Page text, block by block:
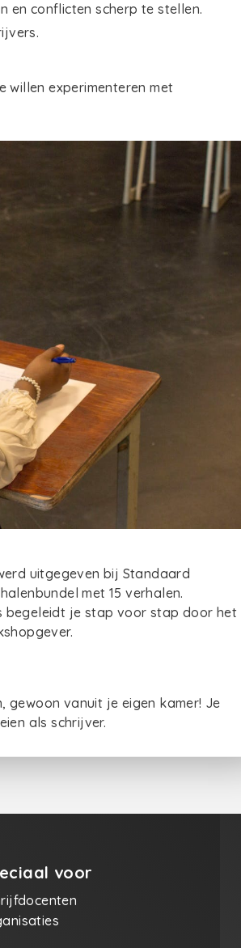
en conflicten scherp te stellen.
willen experimenteren met
uitgegeven bij Standaard
met 15 verhalen.
begeleidt je stap voor stap door het
gewoon vanuit je eigen kamer! Je
als schrijver.
voor